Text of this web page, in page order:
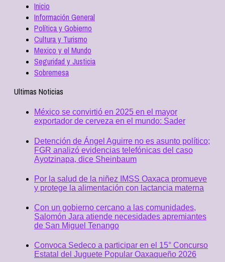
Inicio
Información General
Política y Gobierno
Cultura y Turismo
Mexico y el Mundo
Seguridad y Justicia
Sobremesa
Ultimas Noticias
México se convirtió en 2025 en el mayor
exportador de cerveza en el mundo: Sader
Detención de Ángel Aguirre no es asunto político;
FGR analizó evidencias telefónicas del caso
Ayotzinapa, dice Sheinbaum
Por la salud de la niñez IMSS Oaxaca promueve
y protege la alimentación con lactancia materna
Con un gobierno cercano a las comunidades,
Salomón Jara atiende necesidades apremiantes
de San Miguel Tenango
Convoca Sedeco a participar en el 15° Concurso
Estatal del Juguete Popular Oaxaqueño 2026